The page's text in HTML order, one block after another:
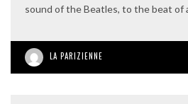
sound of the Beatles, to the beat of
LA PARIZIENNE